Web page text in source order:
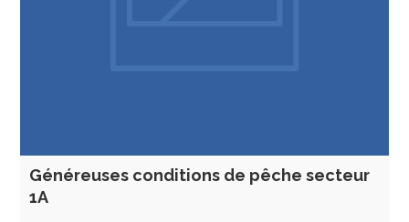
Généreuses conditions de pêche secteur
1A